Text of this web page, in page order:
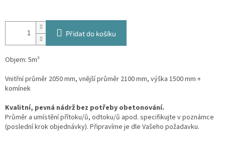
Přidat do košíku
Objem: 5m³
Vnitřní průměr 2050 mm, vnější průměr 2100 mm, výška 1500 mm +
komínek
Kvalitní, pevná nádrž bez potřeby obetonování.
Průměr a umístění přítoku/ů, odtoku/ů apod. specifikujte v poznámce
(poslední krok objednávky). Připravíme je dle Vašeho požadavku.